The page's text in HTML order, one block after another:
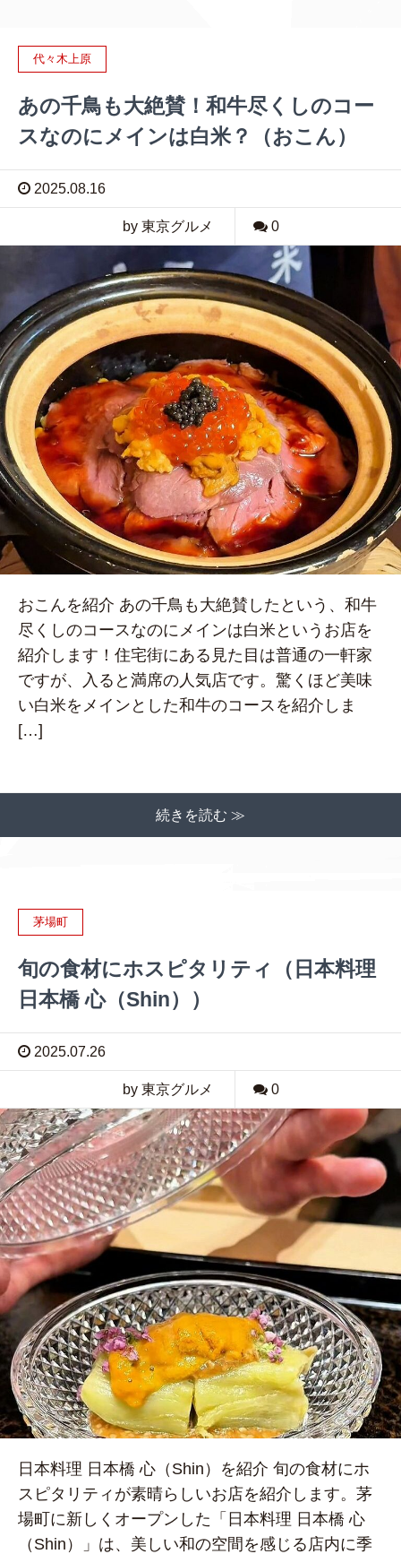
代々木上原
あの千鳥も大絶賛！和牛尽くしのコー
スなのにメインは白米？（おこん）
2025.08.16
by 東京グルメ 0
おこんを紹介 あの千鳥も大絶賛したという、和牛
尽くしのコースなのにメインは白米というお店を
紹介します！住宅街にある見た目は普通の一軒家
ですが、入ると満席の人気店です。驚くほど美味
い白米をメインとした和牛のコースを紹介しま
[…]
続きを読む ≫
茅場町
旬の食材にホスピタリティ（日本料理
日本橋 心（Shin））
2025.07.26
by 東京グルメ 0
日本料理 日本橋 心（Shin）を紹介 旬の食材にホ
スピタリティが素晴らしいお店を紹介します。茅
場町に新しくオープンした「日本料理 日本橋 心
（Shin）」は、美しい和の空間を感じる店内に季